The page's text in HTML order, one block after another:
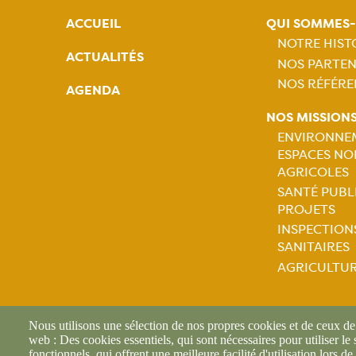
ACCUEIL
ACTUALITÉS
AGENDA
QUI
NOTRE
NOS
NOS
NOS
ESPACES
AGRICOLES
SANTÉ
PROJETS
SANITAIRES
Nous utilisons une sélection de nos propres cookies et de ceux
web : Des cookies essentiels, qui sont nécessaires pour utiliser le